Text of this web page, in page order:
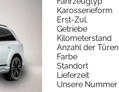
Karosserieform
Erst-Zul.
Getriebe
Kilometerstand
Anzahl der Türen
Farbe
Standort
Lieferzeit
Unsere Nummer